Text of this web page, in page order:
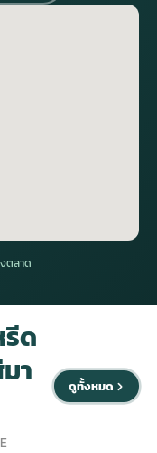
ตลาด
ด
า
ดูทั้งหมด